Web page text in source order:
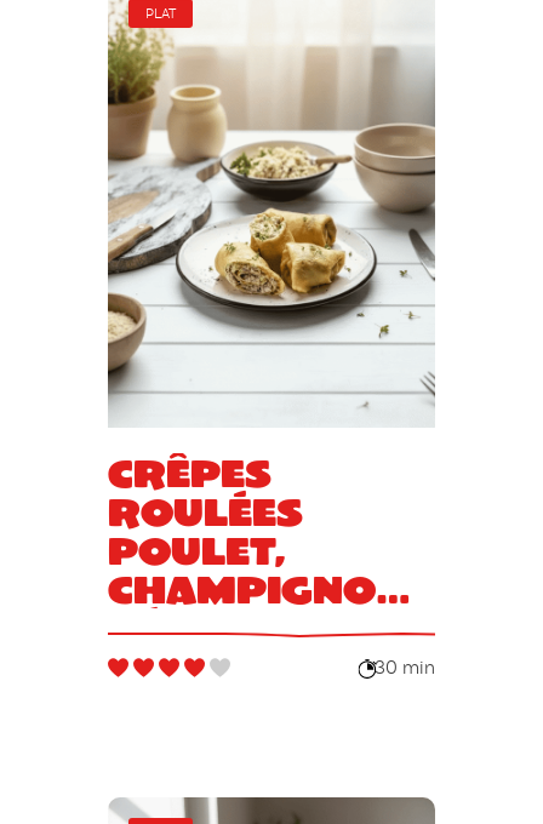
PLAT
Crêpes
roulées
poulet,
champignons,
béchamel
30 min